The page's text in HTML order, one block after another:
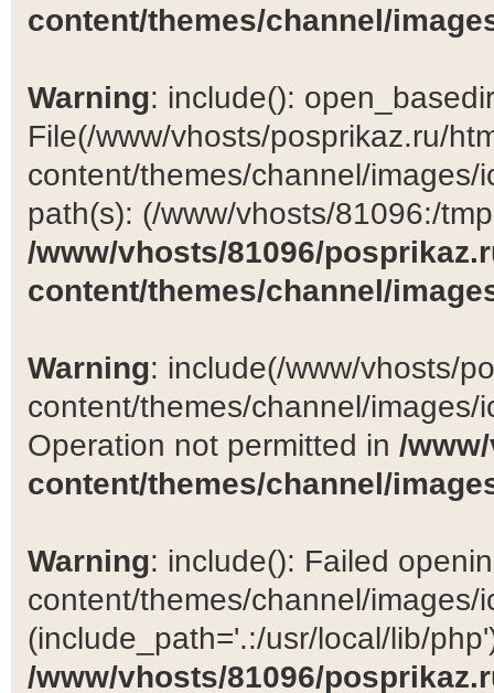
content/themes/channel/
Warning: include():
File(/www/vhosts/posprikaz.ru/
content/themes/channel/
path(s): (/www/vhosts/81096:/
/www/vhosts/81096/
content/themes/channel/
Warning: include(/www/vhosts/
content/themes/channel/
Operation not permitted in /
content/themes/channel/
Warning: include(): Failed
content/themes/channel/images/
(include_path='.:/usr/local/lib/
/www/vhosts/81096/